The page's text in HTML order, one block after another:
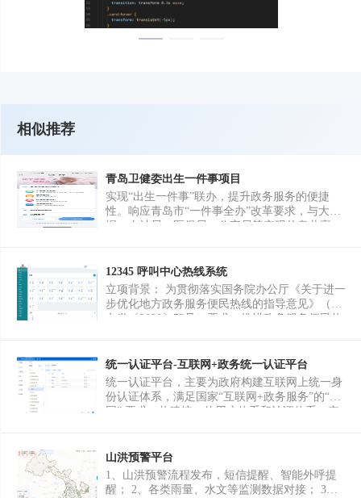
相似推荐
青岛卫健委出生一件事项目
实现“出生一件事”联办，提升政务服务的便捷
性。响应青岛市“一件事全办”改革要求，与大数
据、人社局、医保局、公安局等实现信息共享，
记、社会保障卡办理五个场景实现“一次申报”“一
网办理”“一次办结”，提升居民办事的便捷度、体
验度和满意度。
12345 呼叫中心热线系统
立项背景： 为贯彻落实国务院办公厅《关于进一
步优化地方政务服务便民热线的指导意见》（国
办发〔2020〕53号）要求，推进政务服务便民热
目标，某市启动 12345 政务服务便民热线系统建
设项目。旨在解决原有政务热线号码多、忙线率
高、办理流程不统一、督办考核难量化等痛点问
题，提升政务服务效能和群众满意度。 业务背
的受理与转办工作。系统覆盖市、区县、街道
（乡镇）、社区（村）四级政务体系，对接 50+
市级部门和 10+ 区县政府，日均受理市民诉求
5000+ 件，年均处理工单 180 万+ 件，是城市基
统一认证平台-互联网+政务统一认证平台
统一认证平台，主要为政府构建互联网上统一身
份认证体系，满足国家“互联网+政务服务”的“一
网” 要求，构建统一的用户体系和认证体系，实
设区域级身份认证体系，实现“一点”注册，多
端、跨区域平台身份互认。
山洪预警平台
1、山洪预警流程发布，短信提醒、智能外呼提
醒； 2、各类雨量、水文等监测数据对接； 3、